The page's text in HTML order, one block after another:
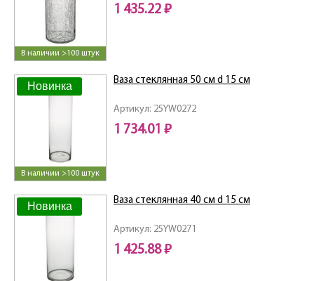
В наличии >100 штук
1 435.22 ₽
Новинка
В наличии >100 штук
Артикул: 25YW0272
Ваза стеклянная 50 см d 15 см
1 734.01 ₽
Новинка
Артикул: 25YW0271
Ваза стеклянная 40 см d 15 см
1 425.88 ₽